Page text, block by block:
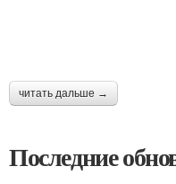
читать дальше →
Последние